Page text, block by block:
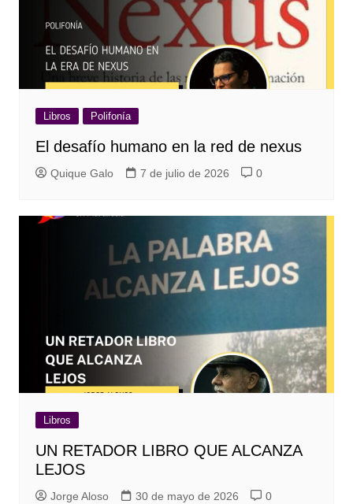
Libros Polifonía
El desafío humano en la red de nexus
Quique Galo 7 de julio de 2026 0
Libros
UN RETADOR LIBRO QUE ALCANZA
LEJOS
Jorge Aloso 30 de mayo de 2026 0